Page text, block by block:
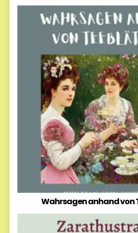
Wahrsagen anhand von